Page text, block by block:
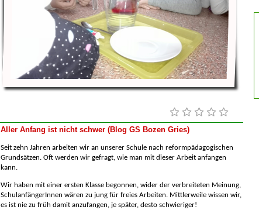
Aller Anfang ist nicht schwer (Blog GS Bozen Gries)
Seit zehn Jahren arbeiten wir an unserer Schule nach reformpädagogischen
Grundsätzen. Oft werden wir gefragt, wie man mit dieser Arbeit anfangen
kann.
Wir haben mit einer ersten Klasse begonnen, wider der verbreiteten Meinung,
SchulanfängerInnen wären zu jung für freies Arbeiten. Mittlerweile wissen wir,
es ist nie zu früh damit anzufangen, je später, desto schwieriger!